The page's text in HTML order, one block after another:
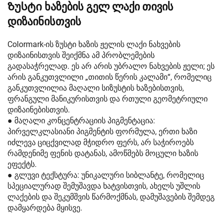
Ზუსტი Ხაზების Გელ Ლაქი Თივის
Დიზაინისთვის
Colormark-ის ზუსტი ხაზის ჟელის ლაქი ნახვების
დიზაინისთვის შეიქმნა ამ პრობლემების
გადასაჭრელად. ეს არ არის უბრალო ნახვების ჟელი; ეს
არის განკუთვლილი „თითის წერის კალამი“, რომელიც
განკუთვლილია მაღალი სიზუსტის ხაზებისთვის,
ფრანგული მანიკურისთვის და რთული გეომეტრიული
დიზაინებისთვის.
● მაღალი კონცენტრაციის პიგმენტაცია:
პირველკლასიანი პიგმენტის ფორმულა, ერთი ხაზი
იძლევა ციცქვილად მჭიდრო ფერს, არ საჭიროებს
რამდენიმე ფენის დატანას, ამოწმებს მოცული ხაზის
ეფექტს.
● გლუვი ტექსტურა: უნიკალური სიბლანტე, რომელიც
სპეციალურად შემუშავდა ხატვისთვის, ახელს უშლის
ლაქების და შეკუმშვის წარმოქმნას, დამუშავების შემდეგ
დამყარდება მყისვე.